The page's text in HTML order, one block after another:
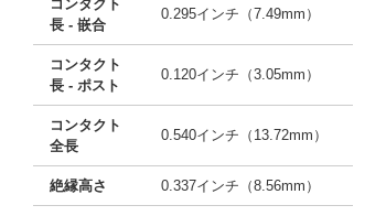
コンタクト
長 - 嵌合
0.295インチ（7.49mm）
コンタクト
長 - ポスト
0.120インチ（3.05mm）
コンタクト
全長
0.540インチ（13.72mm）
絶縁高さ 0.337インチ（8.56mm）